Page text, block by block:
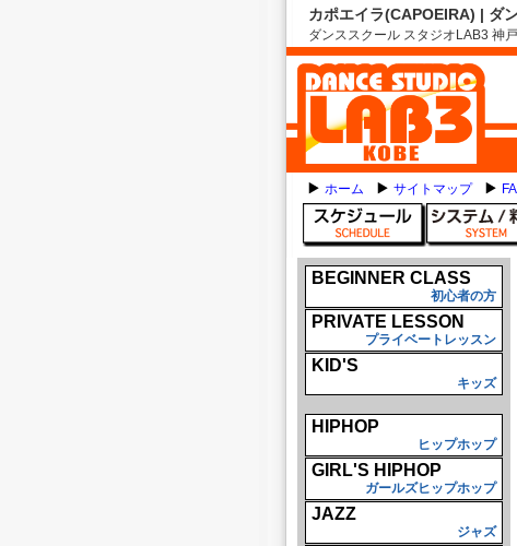
カポエイラ(CAPOEIRA) | ダ
ダンススクール スタジオLAB3 神
ホーム サイトマップ
BEGINNER CLASS
初心者の方
PRIVATE LESSON
プライベートレッスン
KID'S
キッズ
HIPHOP
ヒップホップ
GIRL'S HIPHOP
ガールズヒップホップ
JAZZ
ジャズ